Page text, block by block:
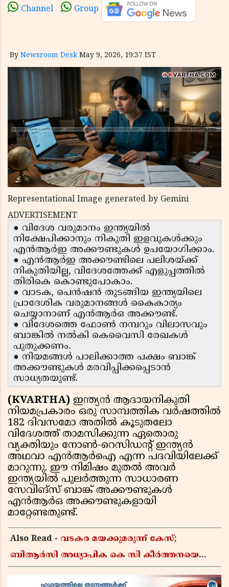
Channel Group
By Newsroom Desk May 9, 2026, 19:37 IST
Representational Image generated by Gemini
ADVERTISEMENT
● വിദേശ വരുമാനം ഇന്ത്യയിൽ
നിക്ഷേപിക്കാനും നികുതി ഇളവുകൾക്കും
എൻആർഇ അക്കൗണ്ടുകൾ ഉപയോഗിക്കാം.
● എൻആർഇ അക്കൗണ്ടിലെ പലിശയ്ക്ക്
നികുതിയില്ല, വിദേശത്തേക്ക് എളുപ്പത്തിൽ
തിരികെ കൊണ്ടുപോകാം.
● വാടക, പെൻഷൻ തുടങ്ങിയ ഇന്ത്യയിലെ
പ്രാദേശിക വരുമാനങ്ങൾ കൈകാര്യം
ചെയ്യാനാണ് എൻആർഒ അക്കൗണ്ട്.
● വിദേശത്തെ ഫോൺ നമ്പറും വിലാസവും
ബാങ്കിൽ നൽകി കെവൈസി രേഖകൾ
പുതുക്കണം.
● നിയമങ്ങൾ പാലിക്കാത്ത പക്ഷം ബാങ്ക്
അക്കൗണ്ടുകൾ മരവിപ്പിക്കപ്പെടാൻ
സാധ്യതയുണ്ട്.
(KVARTHA) ഇന്ത്യൻ ആദായനികുതി
നിയമപ്രകാരം ഒരു സാമ്പത്തിക വർഷത്തിൽ
182 ദിവസമോ അതിൽ കൂടുതലോ
വിദേശത്ത് താമസിക്കുന്ന ഏതൊരു
വ്യക്തിയും നോൺ-റെസിഡന്റ് ഇന്ത്യൻ
അഥവാ എൻആർഐ എന്ന പദവിയിലേക്ക്
മാറുന്നു. ഈ നിമിഷം മുതൽ അവർ
ഇന്ത്യയിൽ പുലർത്തുന്ന സാധാരണ
സേവിങ്‌സ് ബാങ്ക് അക്കൗണ്ടുകൾ
എൻആർഒ അക്കൗണ്ടുകളായി
മാറ്റേണ്ടതുണ്ട്.
Also Read - വടകര മയക്കുമരുന്ന് കേസ്;
ബിആർസി അധ്യാപിക കെ സി കീർത്തനയെ